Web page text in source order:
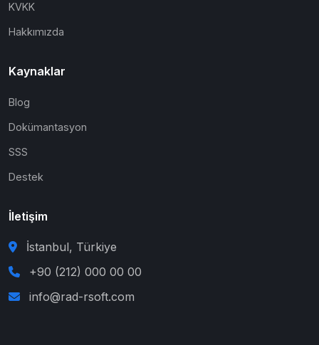
KVKK
Hakkımızda
Kaynaklar
Blog
Dokümantasyon
SSS
Destek
İletişim
İstanbul, Türkiye
+90 (212) 000 00 00
info@rad-rsoft.com